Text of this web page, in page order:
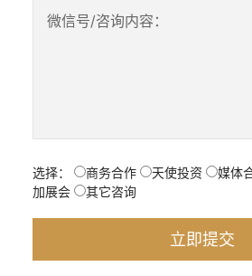
微信号/咨询内容：
选择： 商务合作 天使投资 媒体
加展会
其它咨询